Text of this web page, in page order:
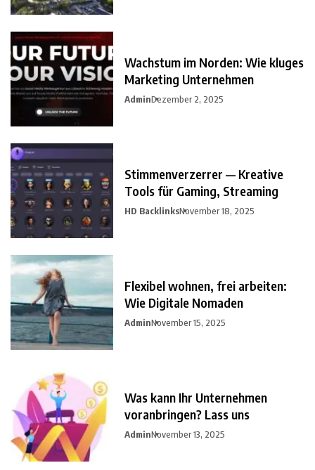
Wachstum im Norden: Wie kluges
Marketing Unternehmen
AdminDezember 2, 2025
Stimmenverzerrer — Kreative
Tools für Gaming, Streaming
HD BacklinksNovember 18, 2025
Flexibel wohnen, frei arbeiten:
Wie Digitale Nomaden
AdminNovember 15, 2025
Was kann Ihr Unternehmen
voranbringen? Lass uns
AdminNovember 13, 2025